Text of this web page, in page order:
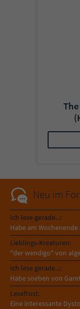
Neu im
Ich lese gerade...:
Habe am
Lieblings-Kreaturen:
"der wendigo" von
Ich lese gerade...:
Habe soeben von
Lesefrust:
Eine interessante